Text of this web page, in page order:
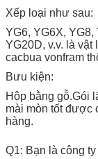
Xếp loại như sau:
YG6, YG6X, YG8,
YG20D, v.v. là
cacbua vonfram
Bưu kiện:
Hộp bằng gỗ.Gói
mài mòn tốt được
hàng.
Q1: Bạn là công